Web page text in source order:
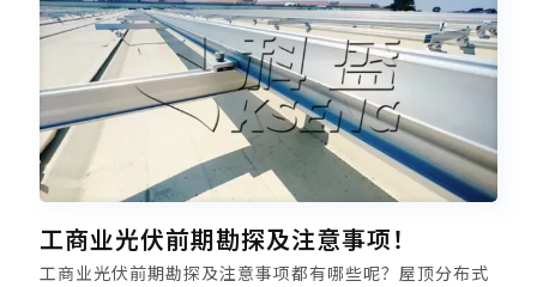
工商业光伏前期勘探及注意事项！
工商业光伏前期勘探及注意事项都有哪些呢？屋顶分布式